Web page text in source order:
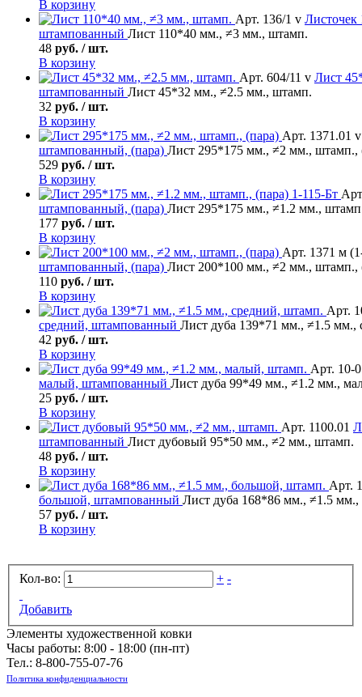
В корзину
Арт. 136/1 v Листочек
штампованный Лист 110*40 мм., ≠3 мм., штамп.
48 руб. / шт.
В корзину
Арт. 604/11 v Лист
штампованный Лист 45*32 мм., ≠2.5 мм., штамп.
32 руб. / шт.
В корзину
Арт. 1371.01 v
штампованный, (пара) Лист 295*175 мм., ≠2 мм., штамп.,
529 руб. / шт.
В корзину
штампованный, (пара) Лист 295*175 мм., ≠1.2 мм.,
177 руб. / шт.
В корзину
Арт. 1371 м
штампованный, (пара) Лист 200*100 мм., ≠2 мм., штамп.,
110 руб. / шт.
В корзину
Арт.
средний, штампованный Лист дуба 139*71 мм., ≠1.5 мм.,
42 руб. / шт.
В корзину
Арт. 10-
малый, штампованный Лист дуба 99*49 мм., ≠1.2 мм.,
25 руб. / шт.
В корзину
Арт. 1100.01
штампованный Лист дубовый 95*50 мм., ≠2 мм., штамп.
48 руб. / шт.
В корзину
Арт.
большой, штампованный Лист дуба 168*86 мм., ≠1.5
57 руб. / шт.
В корзину
Кол-во: + -
Добавить
Элементы художественной ковки
Часы работы: 8:00 - 18:00 (пн-пт)
Тел.: 8-800-755-07-76
Политика конфиденциальности